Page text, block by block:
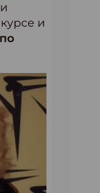
и
по